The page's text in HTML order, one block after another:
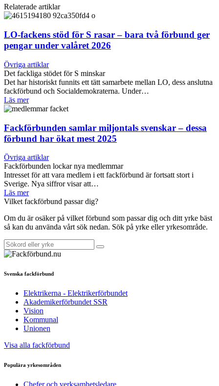
Relaterade artiklar
LO-fackens stöd för S rasar – bara två förbund ger
pengar under valåret 2026
Övriga artiklar
Det fackliga stödet för S minskar
Det har historiskt funnits ett tätt samarbete mellan LO, dess anslutna
fackförbund och Socialdemokraterna. Under…
Läs mer
Fackförbunden samlar miljontals svenskar – dessa
förbund har ökat mest 2025
Övriga artiklar
Fackförbunden lockar nya medlemmar
Intresset för att vara medlem i ett fackförbund är fortsatt stort i
Sverige. Nya siffror visar att…
Läs mer
Vilket fackförbund passar dig?
Om du är osäker på vilket förbund som passar dig och ditt yrke bäst
så kan du använda vårt sök nedan. Sök på yrke eller yrkesområde.
Svenska fackförbund
Elektrikerna - Elektrikerförbundet
Akademikerförbundet SSR
Vision
Kommunal
Unionen
Visa alla fackförbund
Populära yrkesområden